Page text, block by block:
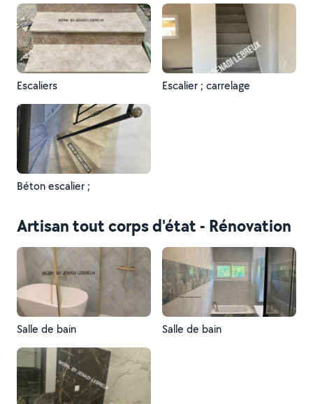
Escaliers Escalier ; carrelage
Béton escalier ;
Artisan tout corps d'état - Rénovation
Salle de bain Salle de bain